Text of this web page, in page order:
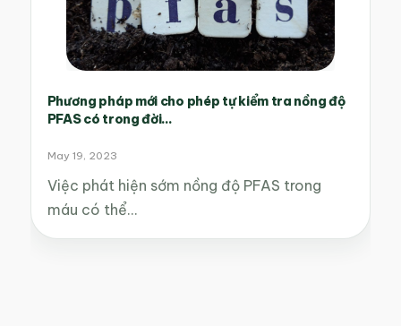
Phương pháp mới cho phép tự kiểm tra nồng độ
PFAS có trong đời...
May 19, 2023
Việc phát hiện sớm nồng độ PFAS trong
máu có thể…